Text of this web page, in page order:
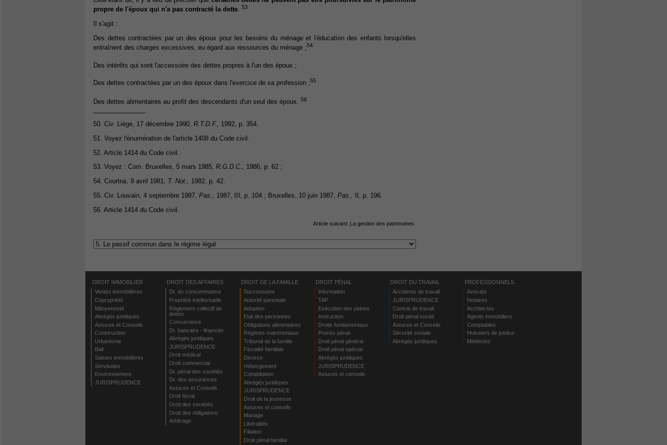
propre de l'époux qui n'a pas contracté la dette. 53
Il s'agit :
Des dettes contractées par un des époux pour les besoins du ménage et l'éducation des enfants lorsqu'elles
entraînent des charges excessives, eu égard aux ressources du ménage ;54
Des intérêts qui sont l'accessoire des dettes propres à l'un des époux ;
Des dettes contractées par un des époux dans l'exercice de sa profession ;55
Des dettes alimentaires au profit des descendants d'un seul des époux. 56
50. Civ. Liège, 17 décembre 1990, R.T.D.F., 1992, p. 354.
51. Voyez l'énumération de l'article 1408 du Code civil.
52. Article 1414 du Code civil.
53. Voyez : Com. Bruxelles, 5 mars 1985, R.G.D.C., 1986, p. 62 ;
54. Courtrai, 9 avril 1981, T. Not., 1982, p. 42.
55. Civ. Louvain, 4 septembre 1987, Pas., 1987, III, p. 104 ; Bruxelles, 10 juin 1987, Pas.,
II, p. 196.
56. Article 1414 du Code civil.
Article suivant: La gestion des patrimoines
DROIT IMMOBILIER
Ventes immobilières
Copropriété
Mitoyenneté
Abrégés juridiques
Astuces et Conseils
Construction
Urbanisme
Bail
Saisies immobilières
Servitudes
Environnement
JURISPRUDENCE
DROIT DES AFFAIRES
Dr. du consommateur
Propriété intellectuelle
Règlement collectif de
dettes
Concurrence
Dr. bancaire - financier
Abrégés juridiques
JURISPRUDENCE
Droit médical
Droit commercial
Dr. pénal des sociétés
Dr. des assurances
Astuces et Conseils
Droit fiscal
Droit des sociétés
Droit des obligations
Arbitrage
DROIT DE LA FAMILLE
Successions
Autorité parentale
Adoption
Etat des personnes
Obligations alimentaires
Régimes matrimoniaux
Tribunal de la famille
Fiscalité familiale
Divorce
Hébergement
Cohabitation
Abrégés juridiques
JURISPRUDENCE
Droit de la jeunesse
Astuces et conseils
Mariage
Libéralités
Filiation
Droit pénal familial
DROIT PÉNAL
Information
TAP
Exécution des peines
Instruction
Droits fondamentaux
Procès pénal
Droit pénal général
Droit pénal spécial
Abrégés juridiques
JURISPRUDENCE
Astuces et conseils
DROIT DU TRAVAIL
Accidents de travail
JURISPRUDENCE
Contrat de travail
Droit pénal social
Astuces et Conseils
Sécurité sociale
Abrégés juridiques
PROFESSIONNELS
Avocats
Notaires
Architectes
Agents immobiliers
Comptables
Huissiers de justice
Médecins